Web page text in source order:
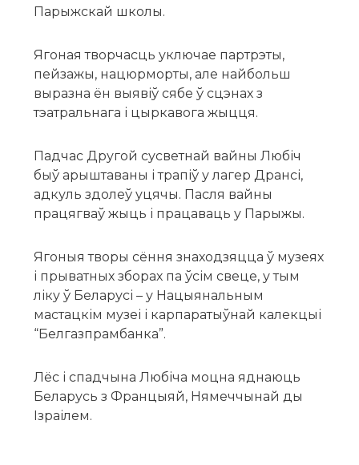
Парыжскай школы.
Ягоная творчасць уключае партрэты,
пейзажы, нацюрморты, але найбольш
выразна ён выявіў сябе ў сцэнах з
тэатральнага і цыркавога жыцця.
Падчас Другой сусветнай вайны Любіч
быў арыштаваны і трапіў у лагер Дрансі,
адкуль здолеў уцячы. Пасля вайны
працягваў жыць і працаваць у Парыжы.
Ягоныя творы сёння знаходзяцца ў музеях
і прыватных зборах па ўсім свеце, у тым
ліку ў Беларусі – у Нацыянальным
мастацкім музеі і карпаратыўнай калекцыі
“Белгазпрамбанка”.
Лёс і спадчына Любіча моцна яднаюць
Беларусь з Францыяй, Нямеччынай ды
Ізраілем.